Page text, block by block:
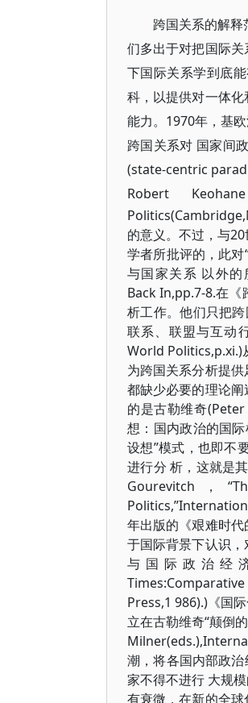
跨国关系的解
们多出于对把国际
下国际关系学到底
科，以提供对一体
能力。1970年，基
跨国关系对 国家间
(state-centric
Robert
的意义。不过，与
学者所批评的，此
与国家关系 以外的
Back In,pp.7-8.在《
析工作。他们只把
联系、联盟与互动
World Politics,p.xi.)
为跨国关系分析提
都缺少必要的理论
的是古勒维奇
想：国内政治的国
设想”模式，也即不
进行分 析，这就是
Gourevitch，
年出版的《艰难时
于国际背景下认识
与国际政治经
Times:Comparative
Press,1 986).)《国
立在古勒维奇“颠倒
潮，将各国内部政
家不得不进行 大规
有衰微，在新的全